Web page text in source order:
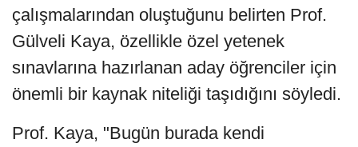
çalışmalarından oluştuğunu belirten Prof.
Gülveli Kaya, özellikle özel yetenek
sınavlarına hazırlanan aday öğrenciler için
önemli bir kaynak niteliği taşıdığını söyledi.
Prof. Kaya, "Bugün burada kendi